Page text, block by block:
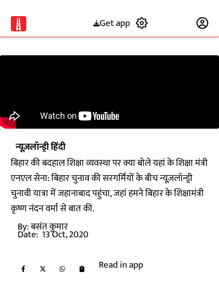
Get app
न्यूज़लॉन्ड्री हिंदी
बिहार की बदहाल शिक्षा व्यवस्था पर क्या बोले यहां के शिक्षा मंत्री
एनएल सेना: बिहार चुनाव की सरगर्मियों के बीच न्यूज़लॉन्ड्री
चुनावी यात्रा में जहानाबाद पहुंचा, जहां हमने बिहार के शिक्षामंत्री
कृष्ण नंदन वर्मा से बात की.
By:बसंत कुमार
Date: 13 Oct, 2020
Read in app